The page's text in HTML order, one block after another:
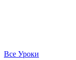
Все Уроки